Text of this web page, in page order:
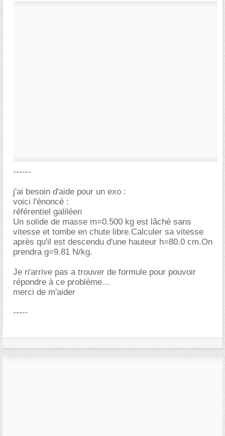
------
j'ai besoin d'aide pour un exo :
voici l'énoncé :
référentiel galiléen
Un solide de masse m=0.500 kg est lâché sans
vitesse et tombe en chute libre.Calculer sa vitesse
après qu'il est descendu d'une hauteur h=80.0 cm.On
prendra g=9.81 N/kg.
Je n'arrive pas a trouver de formule pour pouvoir
répondre à ce problème...
merci de m'aider
-----